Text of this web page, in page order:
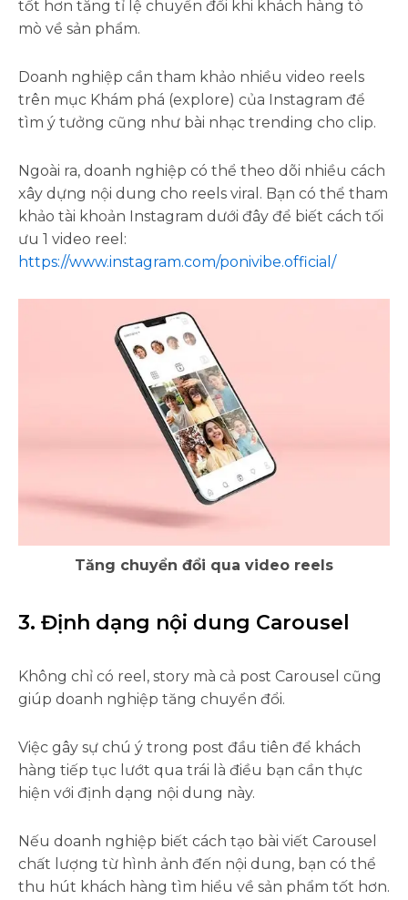
tốt hơn tăng tỉ lệ chuyển đổi khi khách hàng tò
mò về sản phẩm.
Doanh nghiệp cần tham khảo nhiều video reels
trên mục Khám phá (explore) của Instagram để
tìm ý tưởng cũng như bài nhạc trending cho clip.
Ngoài ra, doanh nghiệp có thể theo dõi nhiều cách
xây dựng nội dung cho reels viral. Bạn có thể tham
khảo tài khoản Instagram dưới đây để biết cách tối
ưu 1 video reel:
https://www.instagram.com/ponivibe.official/
Tăng chuyển đổi qua video reels
3. Định dạng nội dung Carousel
Không chỉ có reel, story mà cả post Carousel cũng
giúp doanh nghiệp tăng chuyển đổi.
Việc gây sự chú ý trong post đầu tiên để khách
hàng tiếp tục lướt qua trái là điều bạn cần thực
hiện với định dạng nội dung này.
Nếu doanh nghiệp biết cách tạo bài viết Carousel
chất lượng từ hình ảnh đến nội dung, bạn có thể
thu hút khách hàng tìm hiểu về sản phẩm tốt hơn.